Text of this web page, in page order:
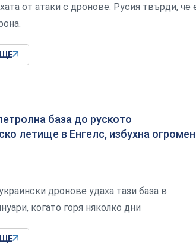
от атаки с дронове. Русия твърди, че
база до руското
летище в Енгелс, избухна огромен
дронове удаха тази база в
когато горя няколко дни